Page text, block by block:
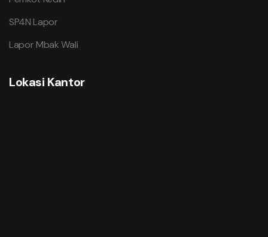
SP4N Lapor
Lapor Mbak Wali
Lokasi Kantor